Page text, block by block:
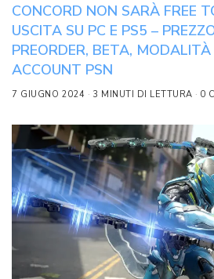
CONCORD NON SARÀ FREE
USCITA SU PC E PS5 –
PREORDER, BETA, MODALITÀ
ACCOUNT PSN
7 GIUGNO 2024 3 MINUTI DI LETTURA 0